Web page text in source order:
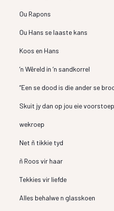
Ou Rapons
Ou Hans se laaste kans
Koos en Hans
’n Wêreld in ’n sandkorrel
“Een se dood is die ander se
Skuit jy dan op jou eie
wekroep
Net ñ tikkie tyd
ñ Roos vir haar
Tekkies vir liefde
Alles behalwe n glasskoen